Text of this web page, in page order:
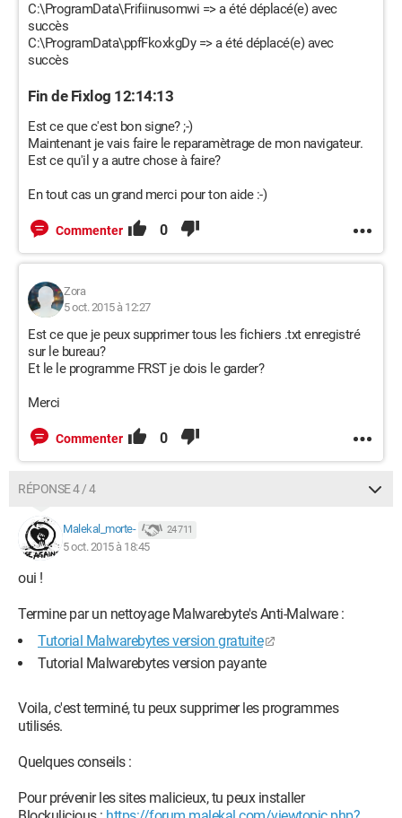
C:\ProgramData\Frifiinusomwi => a été déplacé(e) avec
succès
C:\ProgramData\ppfFkoxkgDy => a été déplacé(e) avec
succès
Fin de Fixlog 12:14:13
Est ce que c'est bon signe? ;-)
Maintenant je vais faire le reparamètrage de mon navigateur.
Est ce qu'il y a autre chose à faire?
En tout cas un grand merci pour ton aide :-)
Commenter 0
Zora
5 oct. 2015 à 12:27
Est ce que je peux supprimer tous les fichiers .txt enregistré
sur le bureau?
Et le le programme FRST je dois le garder?
Merci
Commenter 0
RÉPONSE 4 / 4
Malekal_morte- 24 711
5 oct. 2015 à 18:45
oui !
Termine par un nettoyage Malwarebyte's Anti-Malware :
Tutorial Malwarebytes version gratuite
Tutorial Malwarebytes version payante
Voila, c'est terminé, tu peux supprimer les programmes
utilisés.
Quelques conseils :
Pour prévenir les sites malicieux, tu peux installer